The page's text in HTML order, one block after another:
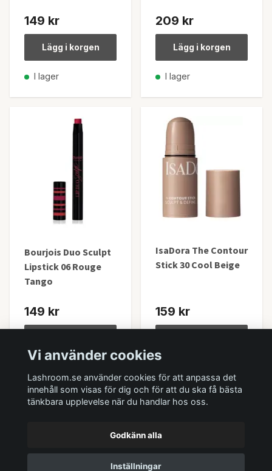
149 kr
Lägg i korgen
I lager
209 kr
Lägg i korgen
I lager
Bourjois Duo Sculpt
Lipstick 06 Rouge
Tango
149 kr
IsaDora The Contour
Stick 30 Cool Beige
159 kr
Vi använder cookies
Lashroom.se använder cookies för att anpassa det
innehåll som visas för dig och för att du ska få bästa
tänkbara upplevelse när du handlar hos oss.
Godkänn alla
Inställningar